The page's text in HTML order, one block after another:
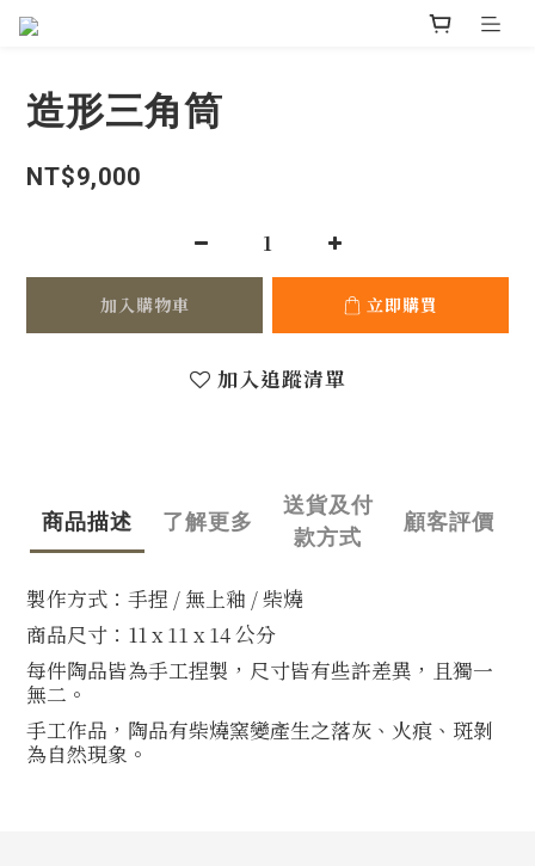
造形三角筒
NT$9,000
加入購物車 立即購買
加入追蹤清單
商品描述 了解更多
送貨及付
款方式
顧客評價
製作方式：手捏 / 無上釉 /柴燒
商品尺寸：11x 11 x 14公分
每件陶品皆為手工捏製，尺寸皆有些許差異，且獨一
無二。
手工作品，陶品有柴燒窯變產生之落灰、火痕、斑剝
為自然現象。